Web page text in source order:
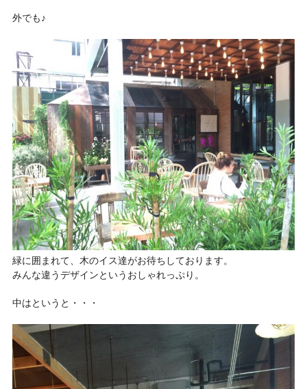
外でも♪
緑に囲まれて、木のイス達がお待ちしております。
みんな違うデザインというおしゃれっぷり。
中はというと・・・